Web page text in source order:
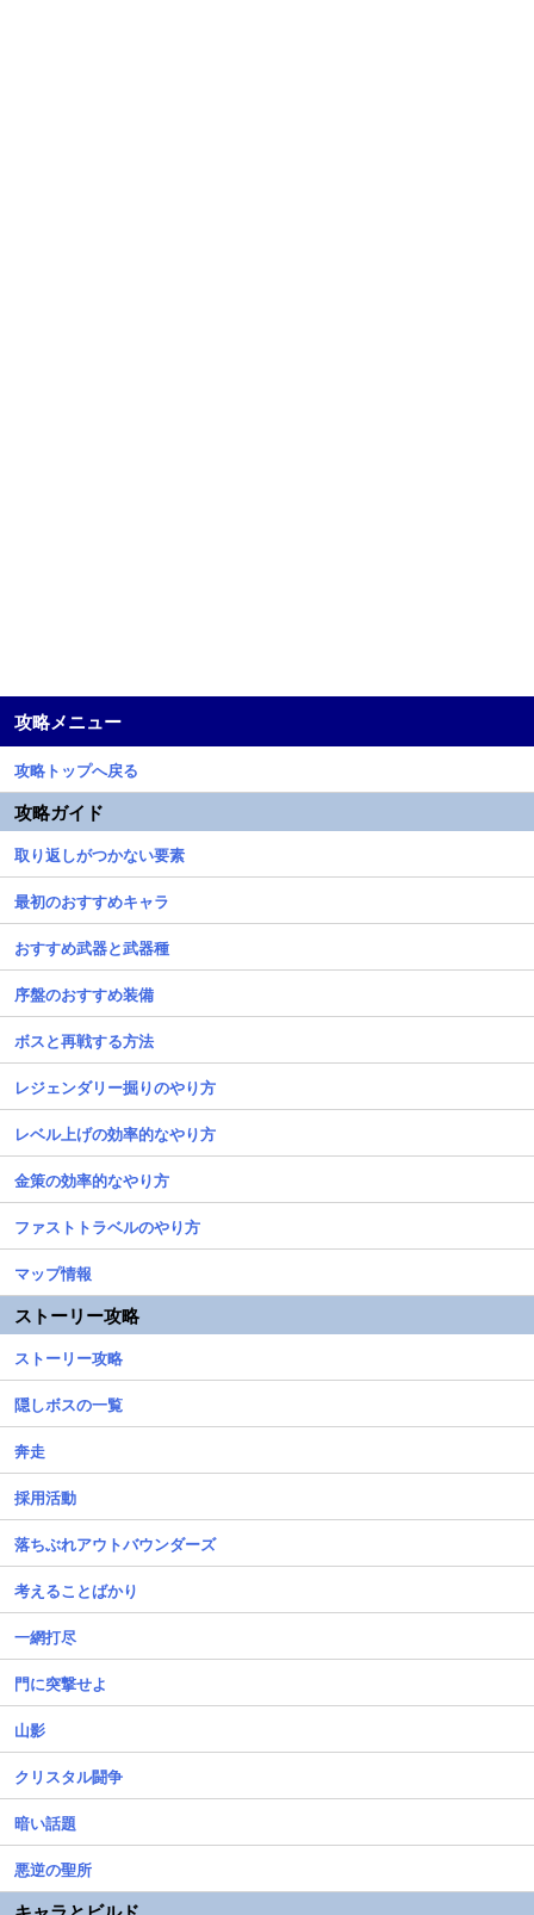
攻略メニュー
攻略トップへ戻る
攻略ガイド
取り返しがつかない要素
最初のおすすめキャラ
おすすめ武器と武器種
序盤のおすすめ装備
ボスと再戦する方法
レジェンダリー掘りのやり方
レベル上げの効率的なやり方
金策の効率的なやり方
ファストトラベルのやり方
マップ情報
ストーリー攻略
ストーリー攻略
隠しボスの一覧
奔走
採用活動
落ちぶれアウトバウンダーズ
考えることばかり
一網打尽
門に突撃せよ
山影
クリスタル闘争
暗い話題
悪逆の聖所